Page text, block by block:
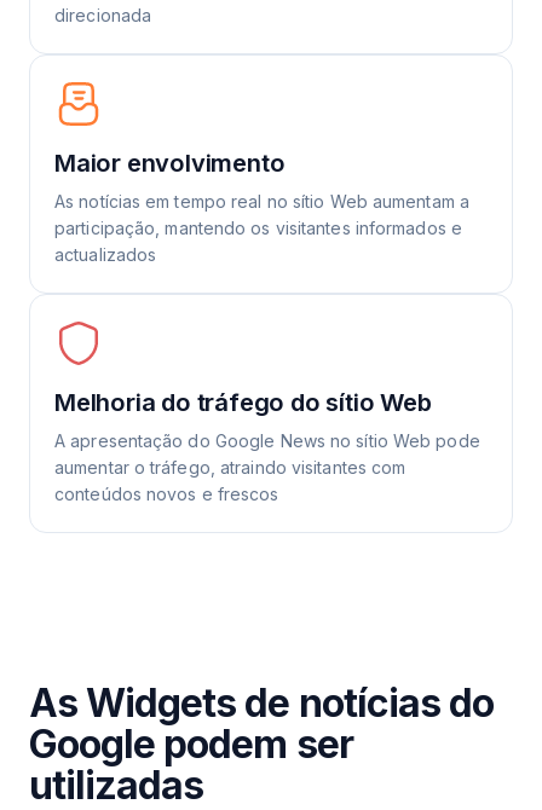
direcionada
Maior envolvimento
As notícias em tempo real no sítio Web aumentam a
participação, mantendo os visitantes informados e
actualizados
Melhoria do tráfego do sítio Web
A apresentação do Google News no sítio Web pode
aumentar o tráfego, atraindo visitantes com
conteúdos novos e frescos
As Widgets de notícias do
Google podem ser
utilizadas